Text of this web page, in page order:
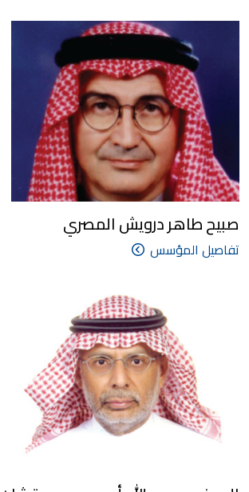
صبيح طاهر درويش المصري
تفاصيل المؤسس